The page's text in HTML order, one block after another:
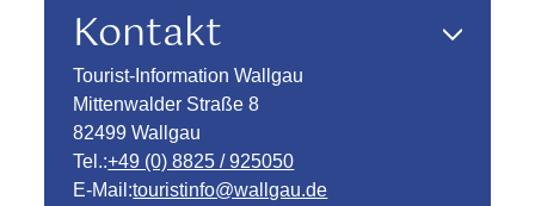
Kontakt
Tourist-Information Wallgau
Mittenwalder Straße 8
82499 Wallgau
Tel.:+49 (0) 8825 / 925050
E-Mail:touristinfo@wallgau.de